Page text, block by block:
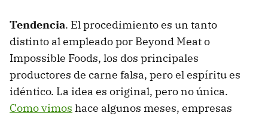
Tendencia. El procedimiento es un tanto
distinto al empleado por Beyond Meat o
Impossible Foods, los dos principales
productores de carne falsa, pero el espíritu es
idéntico. La idea es original, pero no única.
Como vimos hace algunos meses, empresas